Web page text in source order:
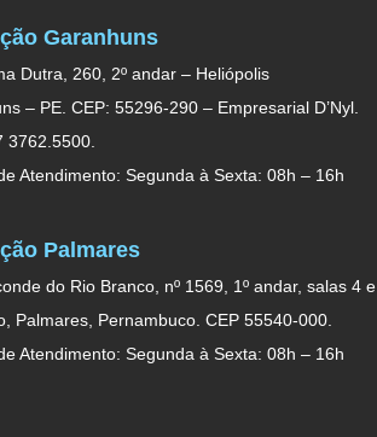
Garanhuns
Dutra, 260, 2º andar – Heliópolis
– PE. CEP: 55296-290 – Empresarial D’Nyl.
3762.5500.
Atendimento: Segunda à Sexta: 08h – 16h
Palmares
do Rio Branco, nº 1569, 1º andar, salas 4 e
Palmares, Pernambuco. CEP 55540-000.
Atendimento: Segunda à Sexta: 08h – 16h